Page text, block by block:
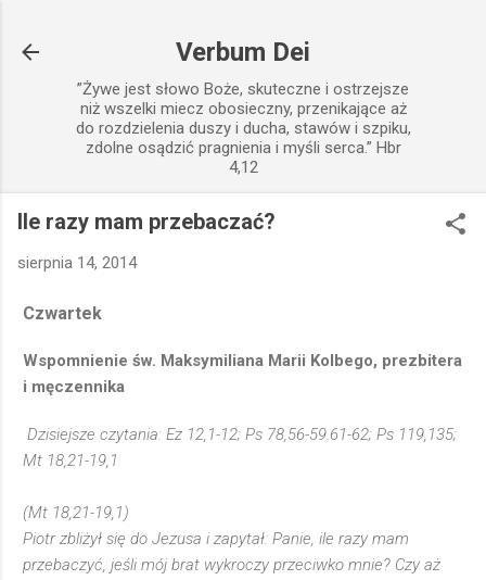
Verbum Dei
”Żywe jest słowo Boże, skuteczne i ostrzejsze
niż wszelki miecz obosieczny, przenikające aż
do rozdzielenia duszy i ducha, stawów i szpiku,
zdolne osądzić pragnienia i myśli serca.” Hbr
4,12
Ile razy mam przebaczać?
sierpnia 14, 2014
Czwartek
Wspomnienie św. Maksymiliana Marii Kolbego, prezbitera
i męczennika
Dzisiejsze czytania: Ez 12,1-12; Ps 78,56-59.61-62; Ps 119,135;
Mt 18,21-19,1
(Mt 18,21-19,1)
Piotr zbliżył się do Jezusa i zapytał: Panie, ile razy mam
przebaczyć, jeśli mój brat wykroczy przeciwko mnie? Czy aż